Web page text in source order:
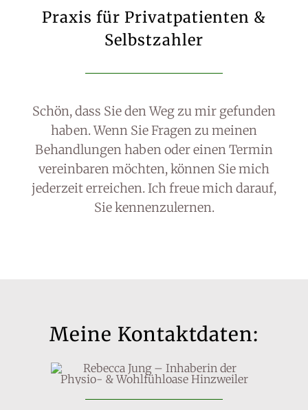
Praxis für Privatpatienten &
Selbstzahler
Schön, dass Sie den Weg zu mir gefunden
haben. Wenn Sie Fragen zu meinen
Behandlungen haben oder einen Termin
vereinbaren möchten, können Sie mich
jederzeit erreichen. Ich freue mich darauf,
Sie kennenzulernen.
Meine Kontaktdaten: